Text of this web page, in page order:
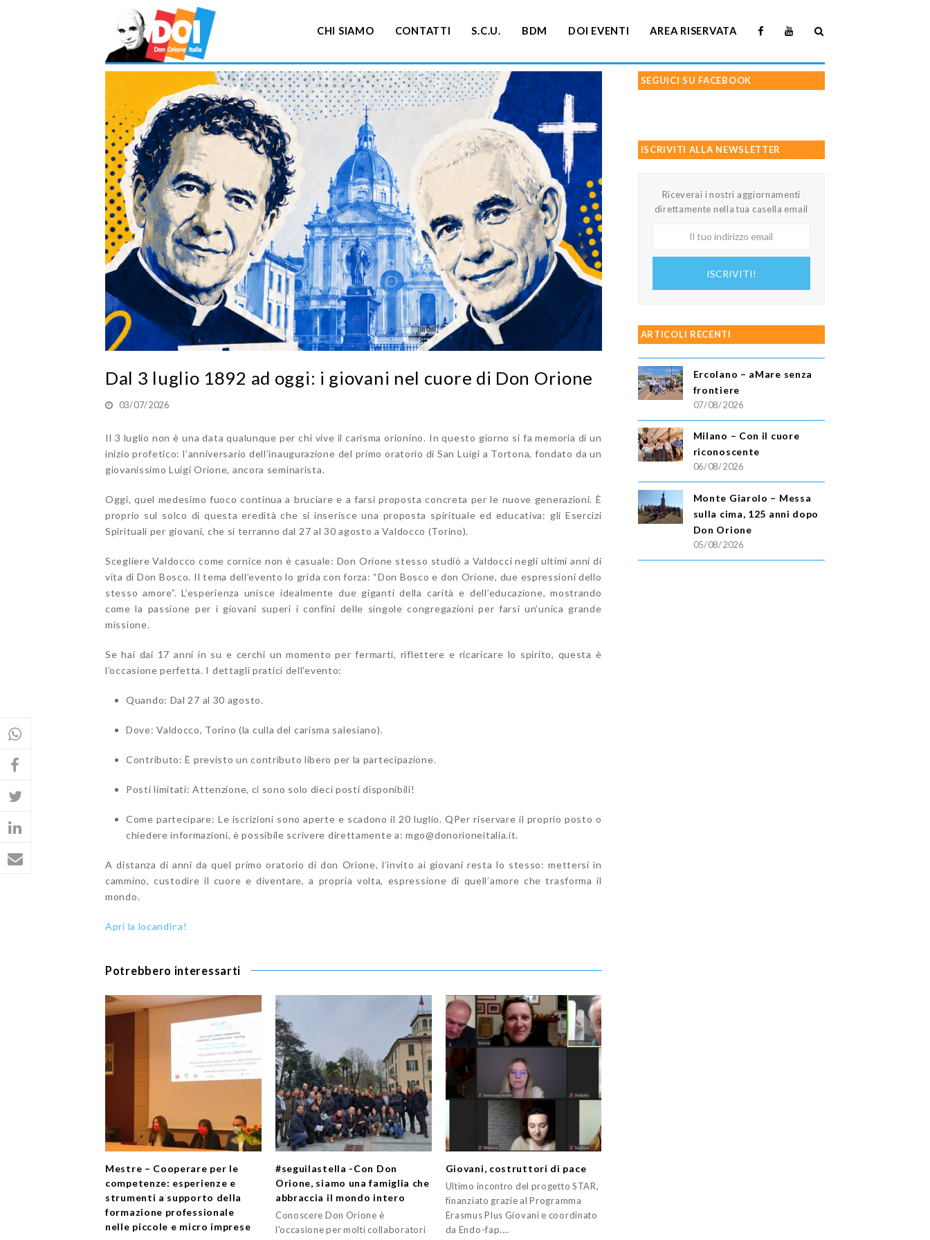
CHI SIAMO CONTATTI S.C.U. BDM DOI EVENTI AREA RISERVATA
Dal 3 luglio 1892 ad oggi: i giovani nel cuore di Don Orione
03/07/2026
Il 3 luglio non è una data qualunque per chi vive il carisma orionino. In questo giorno si fa memoria di un
inizio profetico: l’anniversario dell’inaugurazione del primo oratorio di San Luigi a Tortona, fondato da un
giovanissimo Luigi Orione, ancora seminarista.
Oggi, quel medesimo fuoco continua a bruciare e a farsi proposta concreta per le nuove generazioni. È
proprio sul solco di questa eredità che si inserisce una proposta spirituale ed educativa: gli Esercizi
Spirituali per giovani, che si terrannodal 27 al 30 agosto a Valdocco (Torino).
Scegliere Valdocco come cornice non è casuale: Don Orione stesso studiò a Valdocci negli ultimi anni di
vita di Don Bosco. Il tema dell’evento lo grida con forza: “Don Bosco e don Orione, due espressioni dello
stesso amore”. L’esperienza unisce idealmente due giganti della carità e dell’educazione, mostrando
come la passione per i giovani superi i confini delle singole congregazioni per farsi un’unica grande
missione.
Se hai dai 17 anni in su e cerchi un momento per fermarti, riflettere e ricaricare lo spirito, questa è
l’occasione perfetta. I dettagli pratici dell’evento:
Quando: Dal 27 al 30 agosto.
Dove: Valdocco, Torino (la culla del carisma salesiano).
Contributo: È previsto un contributo libero per la partecipazione.
Posti limitati: Attenzione, ci sono solo dieci posti disponibili!
Come partecipare: Le iscrizioni sono aperte e scadono il 20 luglio. QPer riservare il proprio posto o
chiedere informazioni, è possibile scrivere direttamente a:mgo@donorioneitalia.it.
A distanza di anni da quel primo oratorio di don Orione, l’invito ai giovani resta lo stesso: mettersi in
cammino, custodire il cuore e diventare, a propria volta, espressione di quell’amore che trasforma il
mondo.
Apri la locandina!
Potrebbero interessarti
Mestre – Cooperare per le
competenze: esperienze e
strumenti a supporto della
formazione professionale
nelle piccole e micro imprese
#seguilastella -Con Don
Orione, siamo una famiglia che
abbraccia il mondo intero
Conoscere Don Orione è
l'occasione per molti collaboratori
Giovani, costruttori di pace
Ultimo incontro del progetto STAR,
finanziato grazie al Programma
Erasmus Plus Giovani e coordinato
da Endo-fap.…
SEGUICI SU FACEBOOK
ISCRIVITI ALLA NEWSLETTER
Riceverai i nostri aggiornamenti
direttamente nella tua casella email
ISCRIVITI!
ARTICOLI RECENTI
Ercolano – aMare senza
frontiere
07/08/2026
Milano – Con il cuore
riconoscente
06/08/2026
Monte Giarolo – Messa
sulla cima, 125 anni dopo
Don Orione
05/08/2026